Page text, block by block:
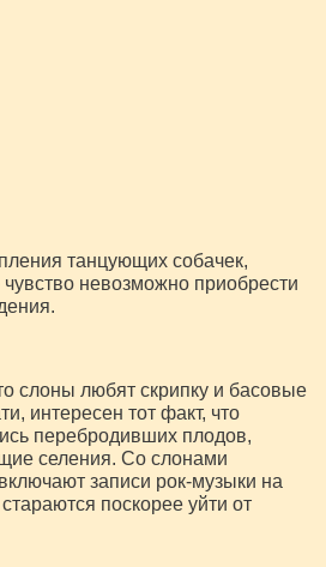
танцующих собачек,
невозможно приобрести
слоны любят скрипку и басовые
интересен тот факт, что
перебродивших плодов,
селения. Со слонами
записи рок-музыки на
поскорее уйти от